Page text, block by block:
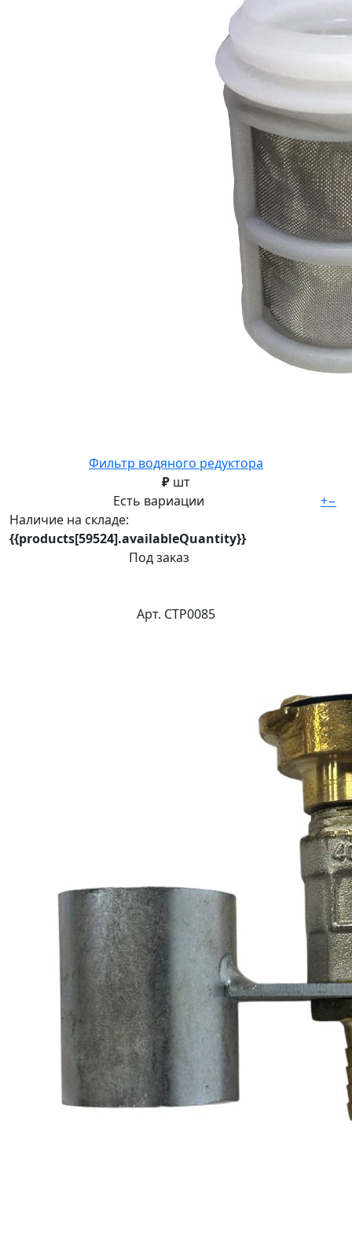
Фильтр водяного редуктора
₽ шт
Есть вариации
Наличие на складе:
{{products[59524].availableQuantity}}
Под заказ
+−
Арт. СТР0085